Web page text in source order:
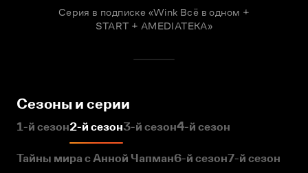
Серия в подписке «Wink Всё в одном +
START + AMEDIATEKA»
Сезоны и серии
1-й сезон2-й сезон3-й сезон4-й сезон
Тайны мира с Анной Чапман6-й сезон7-й сезон